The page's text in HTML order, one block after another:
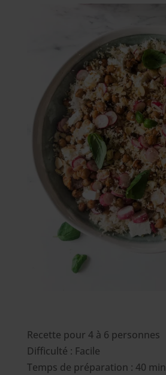
Recette pour 4 à 6 personnes
Difficulté : Facile
Temps de préparation : 40 min